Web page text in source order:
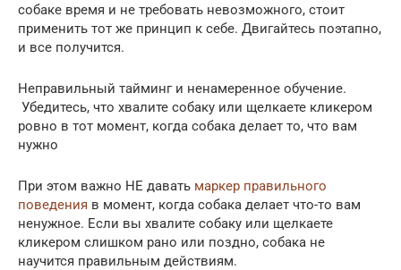
собаке время и не требовать невозможного, стоит
применить тот же принцип к себе. Двигайтесь поэтапно,
и все получится.
Неправильный тайминг и ненамеренное обучение.
Убедитесь, что хвалите собаку или щелкаете кликером
ровно в тот момент, когда собака делает то, что вам
нужно
При этом важно НЕ давать маркер правильного
поведения в момент, когда собака делает что-то вам
ненужное. Если вы хвалите собаку или щелкаете
кликером слишком рано или поздно, собака не
научится правильным действиям.